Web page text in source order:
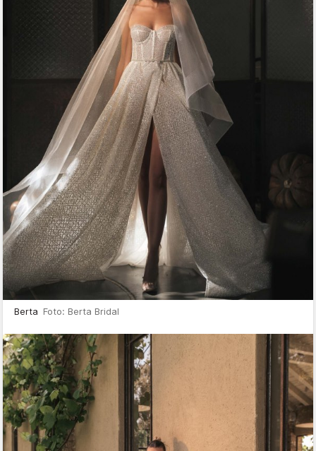
Berta Foto: Berta Bridal